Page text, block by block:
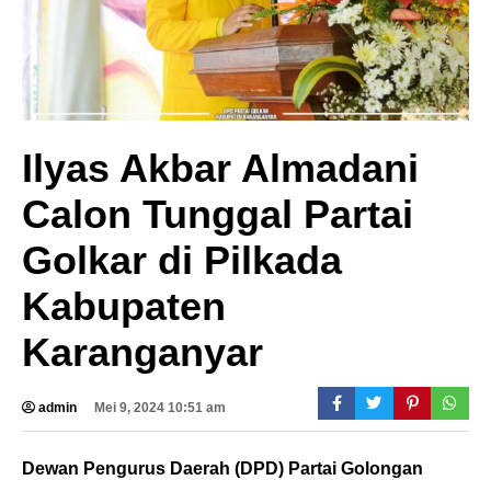
Ilyas Akbar Almadani
Calon Tunggal Partai
Golkar di Pilkada
Kabupaten
Karanganyar
admin Mei 9, 2024 10:51 am
Dewan Pengurus Daerah (DPD) Partai Golongan